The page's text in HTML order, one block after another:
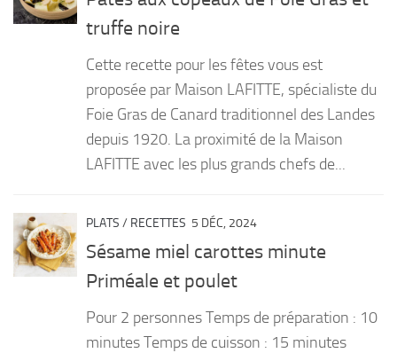
truffe noire
Cette recette pour les fêtes vous est
proposée par Maison LAFITTE, spécialiste du
Foie Gras de Canard traditionnel des Landes
depuis 1920. La proximité de la Maison
LAFITTE avec les plus grands chefs de...
PLATS / RECETTES 5 DÉC, 2024
Sésame miel carottes minute
Priméale et poulet
Pour 2 personnes Temps de préparation : 10
minutes Temps de cuisson : 15 minutes